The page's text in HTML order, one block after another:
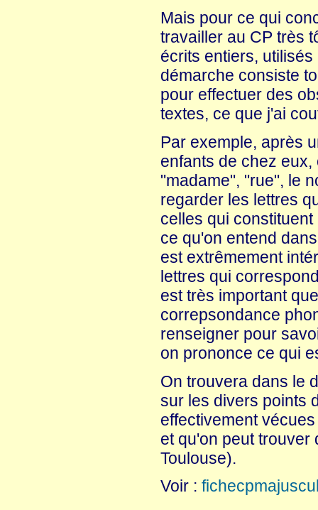
Mais pour ce qui
travailler au CP très
écrits entiers,
démarche consiste
pour effectuer des
textes, ce que j'ai
Par exemple, après
enfants de chez
"madame", "rue", le
regarder les lettres
celles qui
ce qu'on entend
est extrêmement
lettres qui
est très important
correpsondance
renseigner pour
on prononce ce qui
On trouvera dans le
sur les divers points
effectivement
et qu'on peut trouver
Toulouse).
Voir :